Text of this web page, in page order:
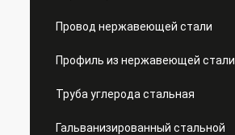
Провод нержавеющей стали
Профиль из нержавеющей стали
Труба углерода стальная
Гальванизированный стальной